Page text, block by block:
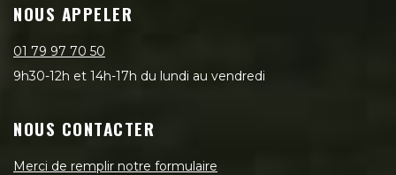
NOUS APPELER
01 79 97 70 50
9h30-12h et 14h-17h du lundi au vendredi
NOUS CONTACTER
Merci de remplir notre formulaire